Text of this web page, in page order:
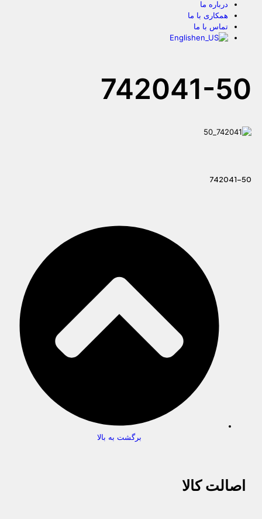
درباره ما
همکاری با ما
تماس با ما
English
742041-50
742041-50
برگشت به بالا
اصالت کالا